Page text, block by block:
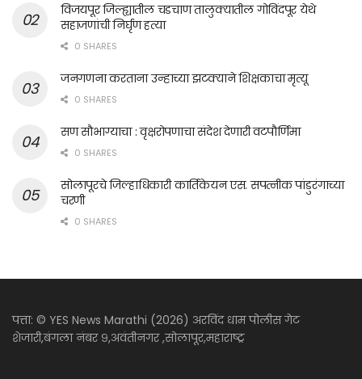
विजयपूर जिल्ह्यातील चडचाण तालुक्यातील गोविंदपूर येथे
सहाजणांची निर्घृण हत्या
0 SHARES
जनगणना करताना उन्हाच्या झटक्याने शिक्षकाचा मृत्यू
0 SHARES
सण सौभाग्याचा : वृक्षरोपणाचा संदेश देणारी वटपौर्णिमा
0 SHARES
सोलापूरचे जिल्हाधिकारी कार्तिकेयन एस. सपत्नीक पांडुरंगाच्या
चरणी
0 SHARES
पत्ता: © YES News Marathi (2026) अरविंद धाम पोलीस गेट
शेजारी,बंगला नंबर ९,अवंतीनगर ,सोलापूर,महाराष्ट्र